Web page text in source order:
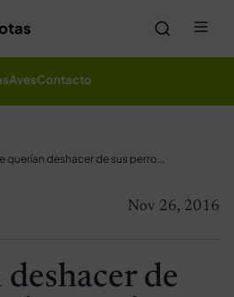
AvesContacto
Se querían deshacer de sus perros y los arrojaron al camión de la basura, pero ahora sus vidas han cambiado
Nov 26, 2016
de